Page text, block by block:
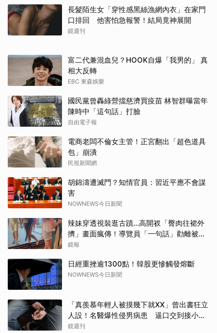
長髮陌生女「穿性感黑絲漁網內衣」在家門
口排回 他害怕急報警！結局竟神展開
鏡週刊
富二代兼混血兒？HOOK自爆「我男的」 真
相大反轉
EBC 東森娛樂
國民黨曾轟綠營擋慈濟買疫苗 林智群曝當年
陳時中「這句話」打臉
自由電子報
電商老闆不倫女主管！正宮翻出「超色道具
包」崩潰
民視新聞網
胡錦濤遭滅門？知情官員：習近平應不會謀
害
NOWNEWS今日新聞
辣妹穿透視裝逛古蹟…高開衩「臀肉往裙外
擠」畫面瘋傳！導覽員「一句話」勸離被狂
讚
鏡報
日經重挫逾1300點！韓股更慘觸發熔斷
NOWNEWS今日新聞
「真羨慕年輕人被摸幾下就XX」曾出書狂立
人設！名醫爆性侵男病患 逼口交到接小孩
鬧鐘響才停
鏡週刊